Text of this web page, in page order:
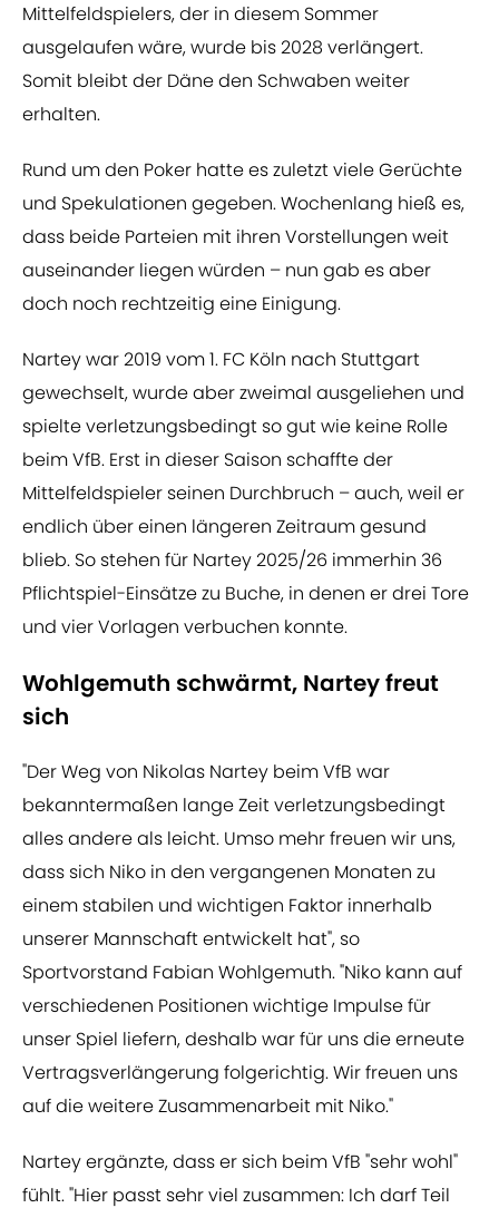
Mittelfeldspielers, der in diesem Sommer
ausgelaufen wäre, wurde bis 2028 verlängert.
Somit bleibt der Däne den Schwaben weiter
erhalten.
Rund um den Poker hatte es zuletzt viele Gerüchte
und Spekulationen gegeben. Wochenlang hieß es,
dass beide Parteien mit ihren Vorstellungen weit
auseinander liegen würden – nun gab es aber
doch noch rechtzeitig eine Einigung.
Nartey war 2019 vom 1. FC Köln nach Stuttgart
gewechselt, wurde aber zweimal ausgeliehen und
spielte verletzungsbedingt so gut wie keine Rolle
beim VfB. Erst in dieser Saison schaffte der
Mittelfeldspieler seinen Durchbruch – auch, weil er
endlich über einen längeren Zeitraum gesund
blieb. So stehen für Nartey 2025/26 immerhin 36
Pflichtspiel-Einsätze zu Buche, in denen er drei Tore
und vier Vorlagen verbuchen konnte.
Wohlgemuth schwärmt, Nartey freut
sich
"Der Weg von Nikolas Nartey beim VfB war
bekanntermaßen lange Zeit verletzungsbedingt
alles andere als leicht. Umso mehr freuen wir uns,
dass sich Niko in den vergangenen Monaten zu
einem stabilen und wichtigen Faktor innerhalb
unserer Mannschaft entwickelt hat", so
Sportvorstand Fabian Wohlgemuth. "Niko kann auf
verschiedenen Positionen wichtige Impulse für
unser Spiel liefern, deshalb war für uns die erneute
Vertragsverlängerung folgerichtig. Wir freuen uns
auf die weitere Zusammenarbeit mit Niko."
Nartey ergänzte, dass er sich beim VfB "sehr wohl"
fühlt. "Hier passt sehr viel zusammen: Ich darf Teil